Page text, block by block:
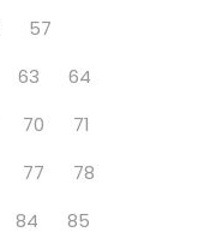
57
63
64
70
71
77
78
84
85